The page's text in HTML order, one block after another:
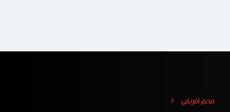
فحم افريقي